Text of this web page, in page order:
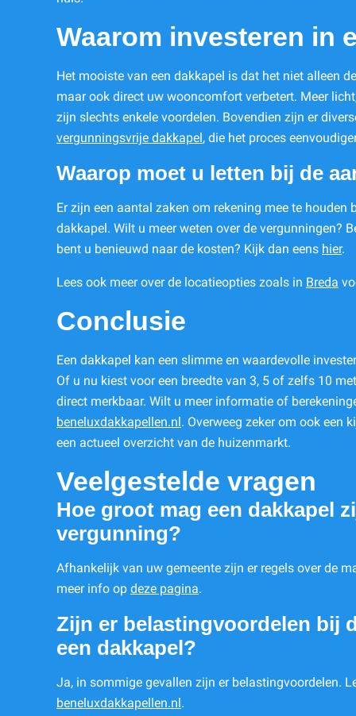
Waarom investeren in
Het mooiste van een dakkapel is dat het niet alleen
maar ook direct uw wooncomfort verbetert. Meer
zijn slechts enkele voordelen. Bovendien zijn er
vergunningsvrije dakkapel , die het proces
Waarop moet u letten bij de
Er zijn een aantal zaken om rekening mee te houden
dakkapel. Wilt u meer weten over de vergunningen?
bent u benieuwd naar de kosten? Kijk dan eens hier.
Lees ook meer over de locatieopties zoals in Breda
Conclusie
Een dakkapel kan een slimme en waardevolle
Of u nu kiest voor een breedte van 3, 5 of zelfs 10
direct merkbaar. Wilt u meer informatie of
beneluxdakkapellen.nl . Overweeg zeker om ook een
een actueel overzicht van de huizenmarkt.
Veelgestelde vragen
Hoe groot mag een dakkapel
vergunning?
Afhankelijk van uw gemeente zijn er regels over de
meer info op deze pagina.
Zijn er belastingvoordelen bij
een dakkapel?
Ja, in sommige gevallen zijn er belastingvoordelen.
beneluxdakkapellen.nl .